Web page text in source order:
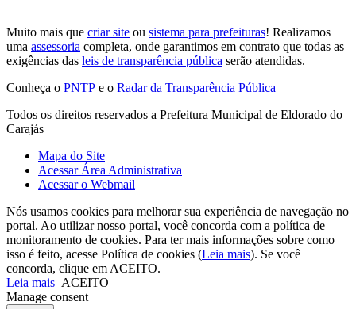
Muito mais que criar site ou sistema para prefeituras! Realizamos
uma assessoria completa, onde garantimos em contrato que todas as
exigências das leis de transparência pública serão atendidas.
Conheça o PNTP e o Radar da Transparência Pública
Todos os direitos reservados a Prefeitura Municipal de Eldorado do
Carajás
Mapa do Site
Acessar Área Administrativa
Acessar o Webmail
Nós usamos cookies para melhorar sua experiência de navegação no
portal. Ao utilizar nosso portal, você concorda com a política de
monitoramento de cookies. Para ter mais informações sobre como
isso é feito, acesse Política de cookies (Leia mais). Se você
concorda, clique em ACEITO.
Leia mais ACEITO
Manage consent